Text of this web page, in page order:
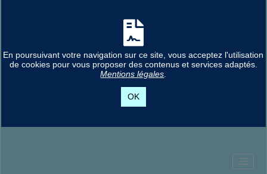
En poursuivant votre navigation sur ce site, vous acceptez l'utilisation
de cookies pour vous proposer des contenus et services adaptés.
Mentions légales
OK